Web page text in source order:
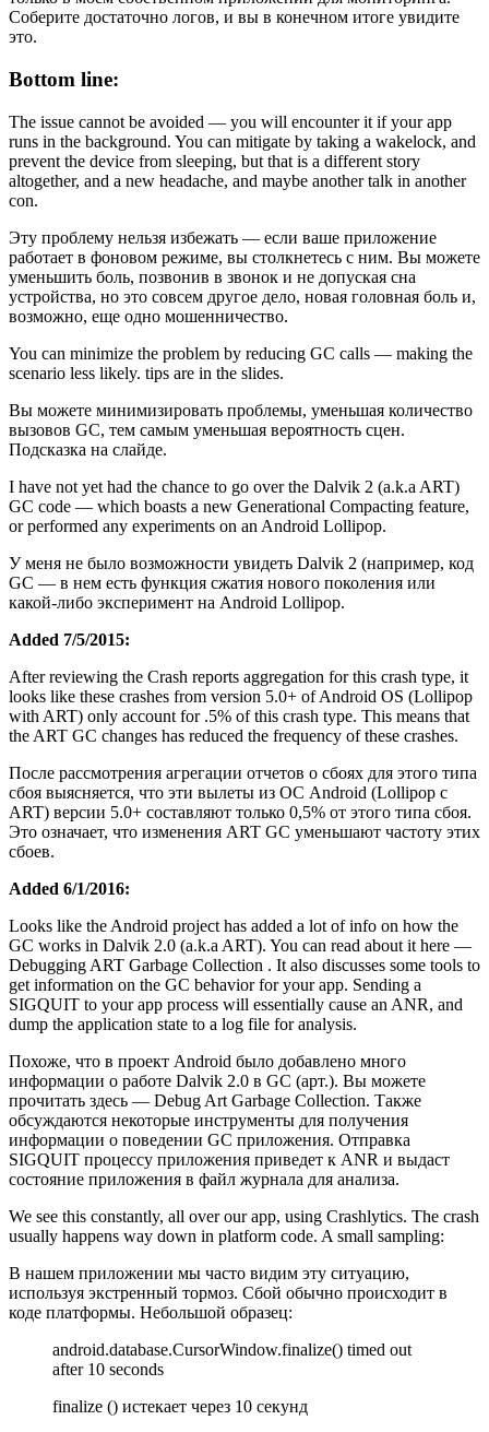
Соберите достаточно логов, и вы в конечном итоге увидите
это.
Bottom line:
The issue cannot be avoided — you will encounter it if your app
runs in the background. You can mitigate by taking a wakelock, and
prevent the device from sleeping, but that is a different story
altogether, and a new headache, and maybe another talk in another
con.
Эту проблему нельзя избежать — если ваше приложение
работает в фоновом режиме, вы столкнетесь с ним. Вы можете
уменьшить боль, позвонив в звонок и не допуская сна
устройства, но это совсем другое дело, новая головная боль и,
возможно, еще одно мошенничество.
You can minimize the problem by reducing GC calls — making the
scenario less likely. tips are in the slides.
Вы можете минимизировать проблемы, уменьшая количество
вызовов GC, тем самым уменьшая вероятность сцен.
Подсказка на слайде.
I have not yet had the chance to go over the Dalvik 2 (a.k.a ART)
GC code — which boasts a new Generational Compacting feature,
or performed any experiments on an Android Lollipop.
У меня не было возможности увидеть Dalvik 2 (например, код
GC — в нем есть функция сжатия нового поколения или
какой-либо эксперимент на Android Lollipop.
Added 7/5/2015:
After reviewing the Crash reports aggregation for this crash type, it
looks like these crashes from version 5.0+ of Android OS (Lollipop
with ART) only account for .5% of this crash type. This means that
the ART GC changes has reduced the frequency of these crashes.
После рассмотрения агрегации отчетов о сбоях для этого типа
сбоя выясняется, что эти вылеты из ОС Android (Lollipop с
ART) версии 5.0+ составляют только 0,5% от этого типа сбоя.
Это означает, что изменения ART GC уменьшают частоту этих
сбоев.
Added 6/1/2016:
Looks like the Android project has added a lot of info on how the
GC works in Dalvik 2.0 (a.k.a ART). You can read about it here —
Debugging ART Garbage Collection . It also discusses some tools to
get information on the GC behavior for your app. Sending a
SIGQUIT to your app process will essentially cause an ANR, and
dump the application state to a log file for analysis.
Похоже, что в проект Android было добавлено много
информации о работе Dalvik 2.0 в GC (арт.). Вы можете
прочитать здесь — Debug Art Garbage Collection. Также
обсуждаются некоторые инструменты для получения
информации о поведении GC приложения. Отправка
SIGQUIT процессу приложения приведет к ANR и выдаст
состояние приложения в файл журнала для анализа.
We see this constantly, all over our app, using Crashlytics. The crash
usually happens way down in platform code. A small sampling:
В нашем приложении мы часто видим эту ситуацию,
используя экстренный тормоз. Сбой обычно происходит в
коде платформы. Небольшой образец:
android.database.CursorWindow.finalize() timed out
after 10 seconds
finalize () истекает через 10 секунд